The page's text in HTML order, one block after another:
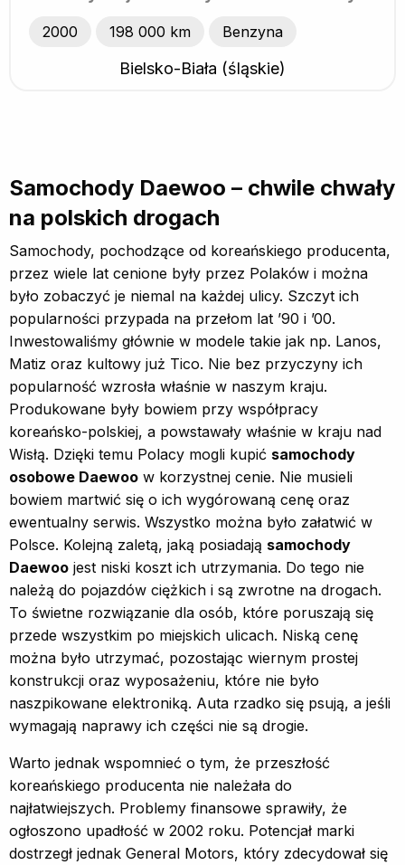
2000 198 000 km Benzyna
Bielsko-Biała (śląskie)
Samochody Daewoo – chwile chwały
na polskich drogach
Samochody, pochodzące od koreańskiego producenta,
przez wiele lat cenione były przez Polaków i można
było zobaczyć je niemal na każdej ulicy. Szczyt ich
popularności przypada na przełom lat ’90 i ’00.
Inwestowaliśmy głównie w modele takie jak np. Lanos,
Matiz oraz kultowy już Tico. Nie bez przyczyny ich
popularność wzrosła właśnie w naszym kraju.
Produkowane były bowiem przy współpracy
koreańsko-polskiej, a powstawały właśnie w kraju nad
Wisłą. Dzięki temu Polacy mogli kupić samochody
osobowe Daewoo w korzystnej cenie. Nie musieli
bowiem martwić się o ich wygórowaną cenę oraz
ewentualny serwis. Wszystko można było załatwić w
Polsce. Kolejną zaletą, jaką posiadają samochody
Daewoo jest niski koszt ich utrzymania. Do tego nie
należą do pojazdów ciężkich i są zwrotne na drogach.
To świetne rozwiązanie dla osób, które poruszają się
przede wszystkim po miejskich ulicach. Niską cenę
można było utrzymać, pozostając wiernym prostej
konstrukcji oraz wyposażeniu, które nie było
naszpikowane elektroniką. Auta rzadko się psują, a jeśli
wymagają naprawy ich części nie są drogie.
Warto jednak wspomnieć o tym, że przeszłość
koreańskiego producenta nie należała do
najłatwiejszych. Problemy finansowe sprawiły, że
ogłoszono upadłość w 2002 roku. Potencjał marki
dostrzegł jednak General Motors, który zdecydował się